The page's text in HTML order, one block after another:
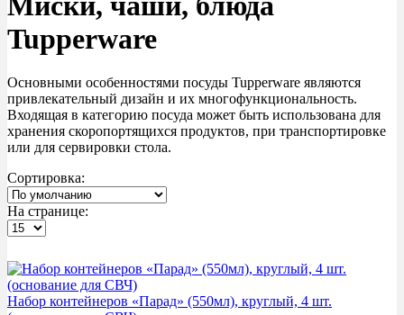
Tupperware
Основными особенностями посуды Tupperware являются
привлекательный дизайн и их многофункциональность.
Входящая в категорию посуда может быть использована для
хранения скоропортящихся продуктов, при транспортировке
или для сервировки стола.
Сортировка:
На странице:
Набор контейнеров «Парад» (550мл), круглый, 4 шт.